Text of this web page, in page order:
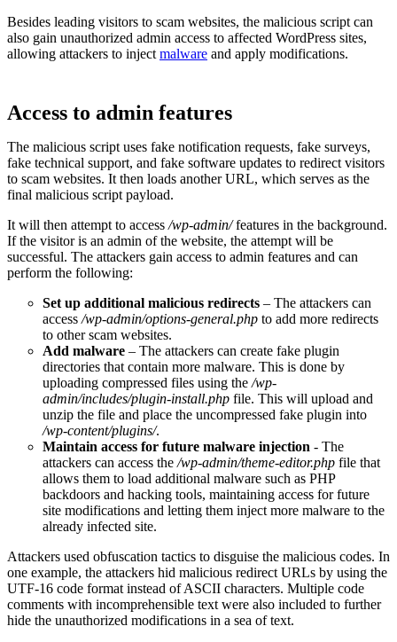
Besides leading visitors to scam websites, the malicious script can
also gain unauthorized admin access to affected WordPress sites,
allowing attackers to inject malware and apply modifications.
Access to admin features
The malicious script uses fake notification requests, fake surveys,
fake technical support, and fake software updates to redirect visitors
to scam websites. It then loads another URL, which serves as the
final malicious script payload.
It will then attempt to access /wp-admin/features in the background.
If the visitor is an admin of the website, the attempt will be
successful. The attackers gain access to admin features and can
perform the following:
Set up additional malicious redirects – The attackers can
access /wp-admin/options-general.php to add more redirects
to other scam websites.
Add malware – The attackers can create fake plugin
directories that contain more malware. This is done by
uploading compressed files using the /wp-
admin/includes/plugin-install.php file. This will upload and
unzip the file and place the uncompressed fake plugin into
/wp-content/plugins/.
Maintain access for future malware injection - The
attackers can access the /wp-admin/theme-editor.php file that
allows them to load additional malware such as PHP
backdoors and hacking tools, maintaining access for future
site modifications and letting them inject more malware to the
already infected site.
Attackers used obfuscation tactics to disguise the malicious codes. In
one example, the attackers hid malicious redirect URLs by using the
UTF-16 code format instead of ASCII characters. Multiple code
comments with incomprehensible text were also included to further
hide the unauthorized modifications in a sea of text.